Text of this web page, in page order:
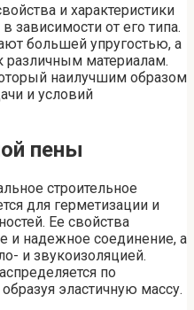
и характеристики
зависимости от его типа.
большей упругостью, а
различным материалам.
наилучшим образом
и условий
пены
строительное
для герметизации и
Ее свойства
и надежное соединение, а
и звукоизоляцией.
по
эластичную массу.